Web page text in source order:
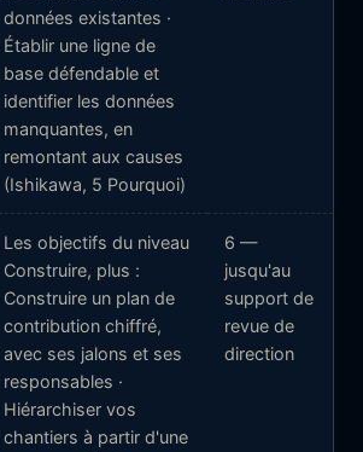
données existantes ·
Établir une ligne de
base défendable et
identifier les données
manquantes, en
remontant aux causes
(Ishikawa, 5 Pourquoi)
Les objectifs du niveau
Construire, plus :
Construire un plan de
contribution chiffré,
avec ses jalons et ses
responsables ·
Hiérarchiser vos
chantiers à partir d'une
6 —
jusqu'au
support de
revue de
direction